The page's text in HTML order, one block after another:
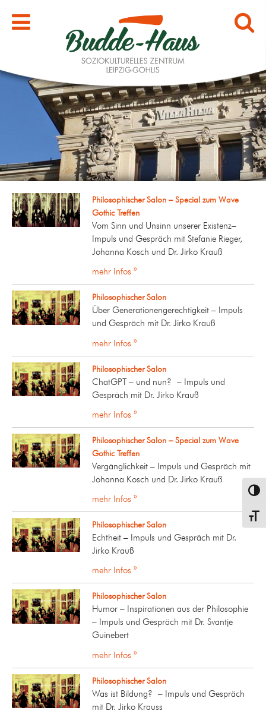
Philosophischer Salon – Special zum Wave
Gothic Treffen
Vom Sinn und Unsinn unserer Existenz–
Impuls und Gespräch mit Stefanie Rieger,
Johanna Kosch und Dr. Jirko Krauß
mehr Infos »
Philosophischer Salon
Über Generationengerechtigkeit – Impuls
und Gespräch mit Dr. Jirko Krauß
mehr Infos »
Philosophischer Salon
ChatGPT – und nun? – Impuls und
Gespräch mit Dr. Jirko Krauß
mehr Infos »
Philosophischer Salon – Special zum Wave
Gothic Treffen
Vergänglichkeit – Impuls und Gespräch mit
Johanna Kosch und Dr. Jirko Krauß
mehr Infos »
Philosophischer Salon
Echtheit – Impuls und Gespräch mit Dr.
Jirko Krauß
mehr Infos »
Philosophischer Salon
Humor – Inspirationen aus der Philosophie
– Impuls und Gespräch mit Dr. Svantje
Guinebert
mehr Infos »
Philosophischer Salon
Was ist Bildung? – Impuls und Gespräch
mit Dr. Jirko Krauss